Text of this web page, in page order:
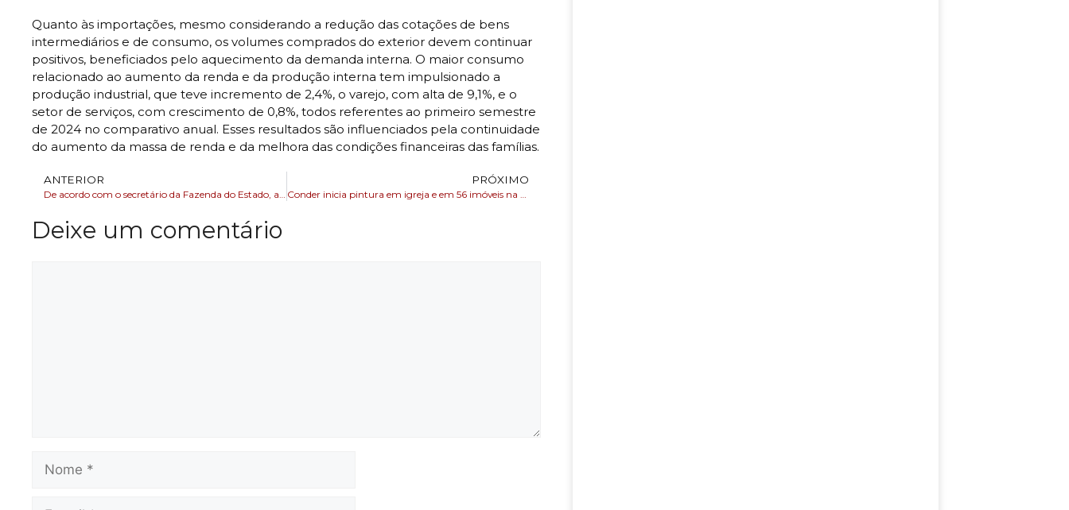
Quanto às importações, mesmo considerando a redução das cotações de bens
intermediários e de consumo, os volumes comprados do exterior devem continuar
positivos, beneficiados pelo aquecimento da demanda interna. O maior consumo
relacionado ao aumento da renda e da produção interna tem impulsionado a
produção industrial, que teve incremento de 2,4%, o varejo, com alta de 9,1%, e o
setor de serviços, com crescimento de 0,8%, todos referentes ao primeiro semestre
de 2024 no comparativo anual. Esses resultados são influenciados pela continuidade
do aumento da massa de renda e da melhora das condições financeiras das famílias.
ANTERIOR
De acordo com o secretário da Fazenda do Estado, a Bahia tem excelência em gestão com investimentos quase R$ 5 bilhões em 2024
PRÓXIMO
Conder inicia pintura em igreja e em 56 imóveis na Rua do Passo
Deixe um comentário